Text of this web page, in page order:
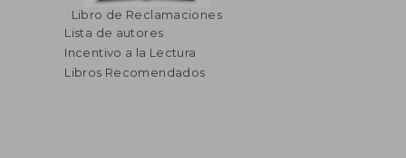
40%
dcto.
$ 49.61
$ 29.77
Libro de Reclamaciones
Lista de autores
Incentivo a la Lectura
Libros Recomendados